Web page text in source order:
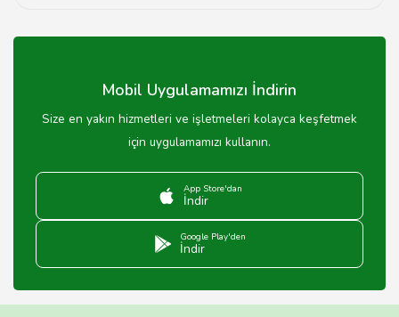
seçenekler ve sebze yemekleri bulunmaktadır.
Mobil Uygulamamızı İndirin
Size en yakın hizmetleri ve işletmeleri kolayca keşfetmek
için uygulamamızı kullanın.
App Store'dan
İndir
Google Play'den
İndir